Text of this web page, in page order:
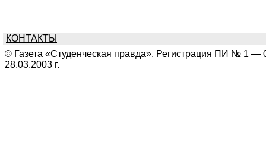
КОНТАКТЫ
© Газета «Студенческая правда». Регистрация ПИ № 1 —
28.03.2003 г.